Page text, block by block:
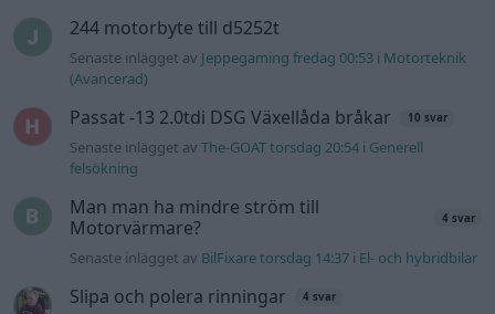
244 motorbyte till d5252t
Senaste inlägget av Jeppegaming fredag 00:53 i Motorteknik
(Avancerad)
Passat -13 2.0tdi DSG Växellåda bråkar 10 svar
Senaste inlägget avThe-GOAT torsdag 20:54 i Generell
felsökning
Man man ha mindre ström till
Motorvärmare?
4 svar
Senaste inlägget av BilFixare torsdag 14:37 i El- och hybridbilar
Slipa och polera rinningar 4 svar